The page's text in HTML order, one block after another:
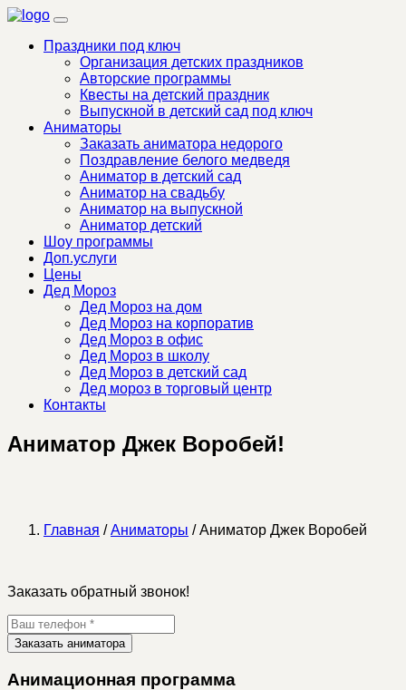
Праздники под ключ
Организация детских праздников
Авторские программы
Квесты на детский праздник
Выпускной в детский сад под ключ
Аниматоры
Заказать аниматора недорого
Поздравление белого медведя
Аниматор в детский сад
Аниматор на свадьбу
Аниматор на выпускной
Аниматор детский
Шоу программы
Доп.услуги
Цены
Дед Мороз
Дед Мороз на дом
Дед Мороз на корпоратив
Дед Мороз в офис
Дед Мороз в школу
Дед Мороз в детский сад
Дед мороз в торговый центр
Контакты
Аниматор Джек Воробей!
Главная /Аниматоры / Аниматор Джек Воробей
Заказать обратный звонок!
Заказать аниматора
Анимационная программа